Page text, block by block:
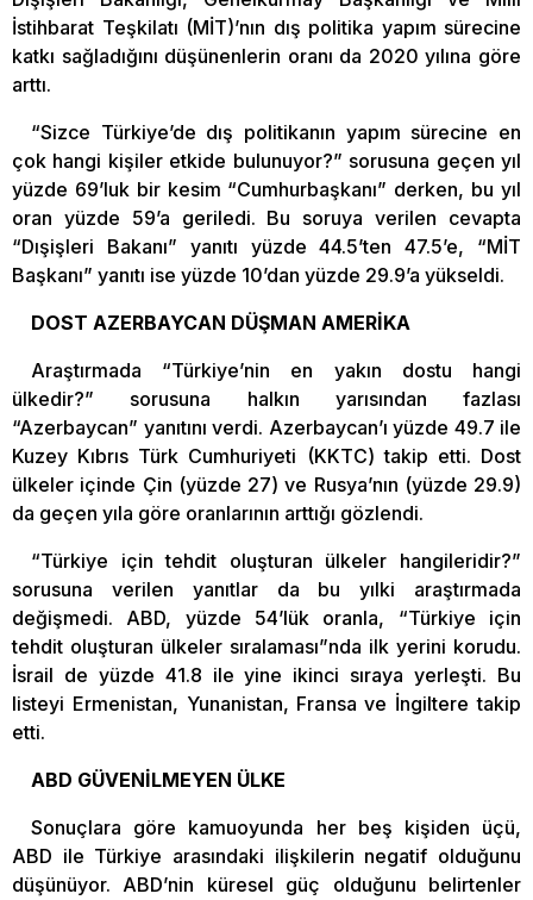
İstihbarat Teşkilatı (MİT)’nın dış politika yapım sürecine
katkı sağladığını düşünenlerin oranı da 2020 yılına göre
arttı.
“Sizce Türkiye’de dış politikanın yapım sürecine en
çok hangi kişiler etkide bulunuyor?” sorusuna geçen yıl
yüzde 69’luk bir kesim “Cumhurbaşkanı” derken, bu yıl
oran yüzde 59’a geriledi. Bu soruya verilen cevapta
“Dışişleri Bakanı” yanıtı yüzde 44.5’ten 47.5’e, “MİT
Başkanı” yanıtı ise yüzde 10’dan yüzde 29.9’a yükseldi.
DOST AZERBAYCAN DÜŞMAN AMERİKA
Araştırmada “Türkiye’nin en yakın dostu hangi
ülkedir?” sorusuna halkın yarısından fazlası
“Azerbaycan” yanıtını verdi. Azerbaycan’ı yüzde 49.7 ile
Kuzey Kıbrıs Türk Cumhuriyeti (KKTC) takip etti. Dost
ülkeler içinde Çin (yüzde 27) ve Rusya’nın (yüzde 29.9)
da geçen yıla göre oranlarının arttığı gözlendi.
“Türkiye için tehdit oluşturan ülkeler hangileridir?”
sorusuna verilen yanıtlar da bu yılki araştırmada
değişmedi. ABD, yüzde 54’lük oranla, “Türkiye için
tehdit oluşturan ülkeler sıralaması”nda ilk yerini korudu.
İsrail de yüzde 41.8 ile yine ikinci sıraya yerleşti. Bu
listeyi Ermenistan, Yunanistan, Fransa ve İngiltere takip
etti.
ABD GÜVENİLMEYEN ÜLKE
Sonuçlara göre kamuoyunda her beş kişiden üçü,
ABD ile Türkiye arasındaki ilişkilerin negatif olduğunu
düşünüyor. ABD’nin küresel güç olduğunu belirtenler